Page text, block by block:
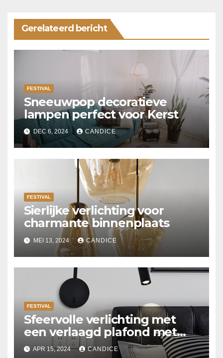
Gerelateerd bericht
FESTIVAL
Sneeuwpop decoratieve
lampen perfect voor Kerst
DEC 6, 2024 CANDICE
FESTIVAL
Sierlijke verlichting voor
charmante binnenplaats
MEI 13, 2024 CANDICE
FESTIVAL
Sfeervolle verlichting met
een verlaagd plafond met
Suspended ceiling light.
APR 15, 2024 CANDICE